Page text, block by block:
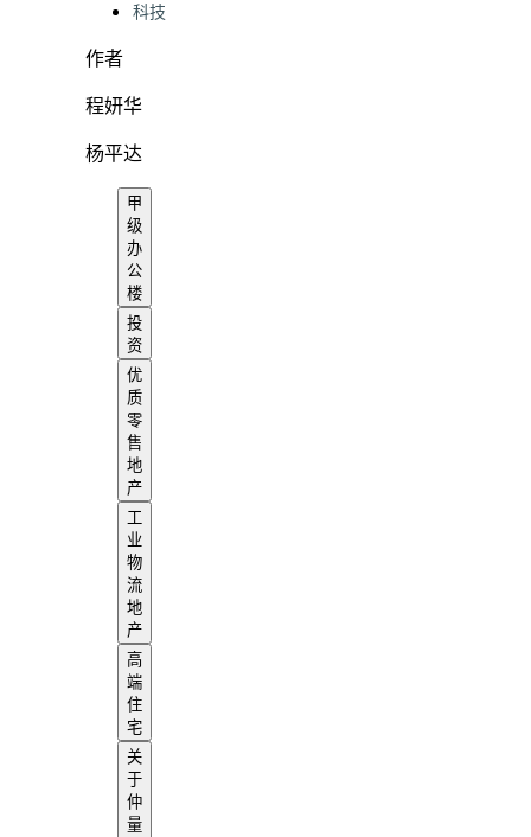
科技
作者
程妍华
杨平达
甲
级
办
公
楼
投
资
优
质
零
售
地
产
工
业
物
流
地
产
高
端
住
宅
关
于
仲
量